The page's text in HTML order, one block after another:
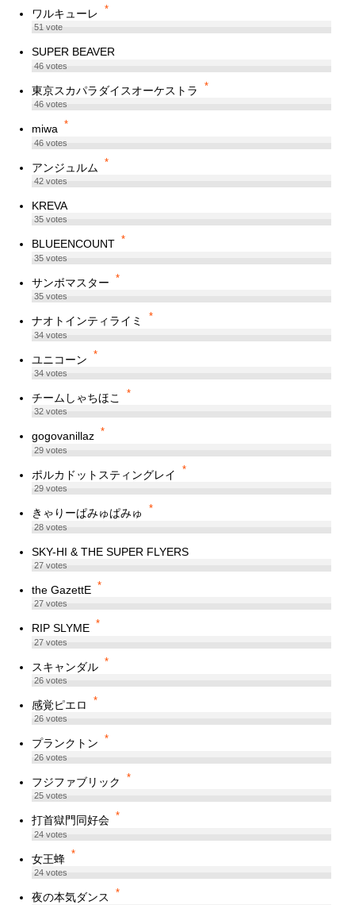
ワルキューレ *
51vote
SUPER BEAVER
46votes
東京スカパラダイスオーケストラ *
46votes
miwa *
46votes
アンジュルム *
42votes
KREVA
35votes
BLUEENCOUNT *
35votes
サンボマスター *
35votes
ナオトインティライミ *
34votes
ユニコーン *
34votes
チームしゃちほこ *
32votes
gogovanillaz *
29votes
ポルカドットスティングレイ *
29votes
きゃりーぱみゅぱみゅ *
28votes
SKY-HI & THE SUPER FLYERS
27votes
the GazettE *
27votes
RIP SLYME *
27votes
スキャンダル *
26votes
感覚ピエロ *
26votes
プランクトン *
26votes
フジファブリック *
25votes
打首獄門同好会 *
24votes
女王蜂 *
24votes
夜の本気ダンス *